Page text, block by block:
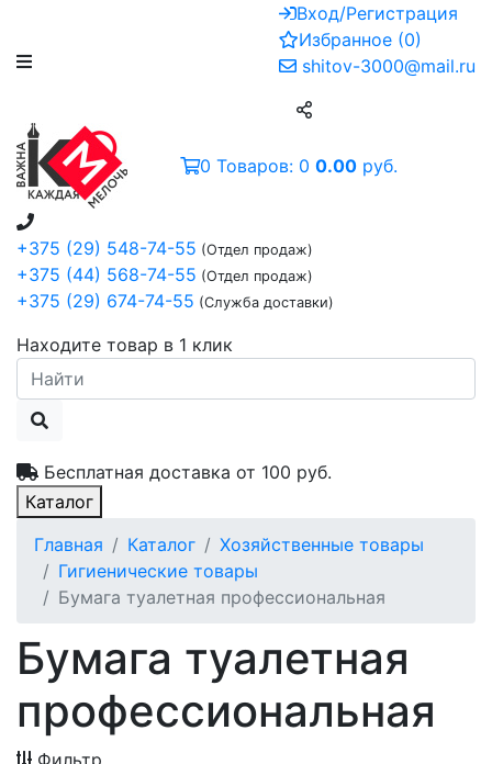
Вход/Регистрация
Избранное (0)
shitov-3000@mail.ru
+375 (29) 548-74-55 (Отдел продаж)
+375 (44) 568-74-55 (Отдел продаж)
+375 (29) 674-74-55 (Служба доставки)
Находите товар в 1 клик
Бесплатная доставка от 100 руб.
0 Товаров: 0 0.00 руб.
Каталог
Главная
Каталог
Хозяйственные товары
Гигиенические товары
Бумага туалетная профессиональная
Бумага туалетная
профессиональная
Фильтр